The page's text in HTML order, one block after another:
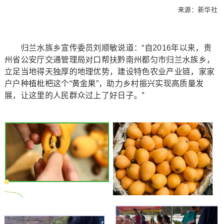
来源：新华社
归兰水族乡宣传委员刘顺敏说道：“自2016年以来，贵
州省公安厅交通管理局对口帮扶黔南州都匀市归兰水族乡，
立足当地得天独厚的地理优势，建设特色农业产业链，家家
户户种植枇杷这个“黄金果”，助力乡村振兴实现高质量发
展，让这里的人民群众过上了好日子。”